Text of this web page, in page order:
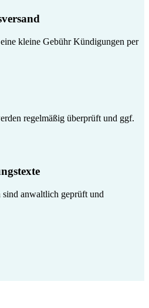
kleine Gebühr Kündigungen per
regelmäßig überprüft und ggf.
anwaltlich geprüft und